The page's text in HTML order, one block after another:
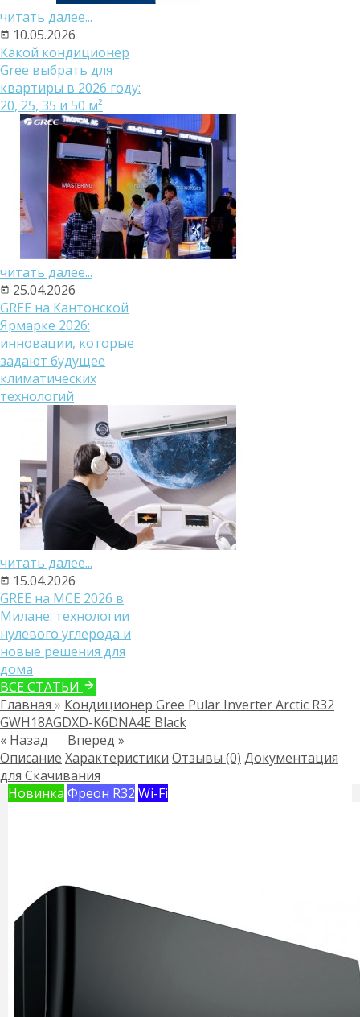
читать далее...
10.05.2026
Какой кондиционер
Gree выбрать для
квартиры в 2026 году:
20, 25, 35 и 50 м²
читать далее...
25.04.2026
GREE на Кантонской
Ярмарке 2026:
инновации, которые
задают будущее
климатических
технологий
читать далее...
15.04.2026
GREE на MCE 2026 в
Милане: технологии
нулевого углерода и
новые решения для
дома
ВСЕ СТАТЬИ
Главная » Кондиционер Gree Pular Inverter Arctic R32
GWH18AGDXD-K6DNA4E Black
« Назад
Вперед »
Описание Характеристики Отзывы (0) Документация
для Скачивания
Новинка Фреон R32 Wi-Fi